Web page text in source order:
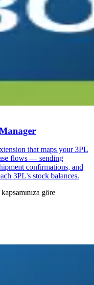
that maps your 3PL
flows — sending
confirmations, and
3PL's stock balances.
göre